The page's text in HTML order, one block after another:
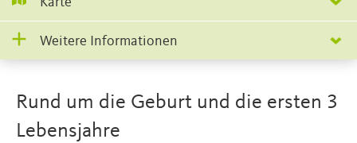
Weitere Informationen
Rund um die Geburt und die ersten 3
Lebensjahre